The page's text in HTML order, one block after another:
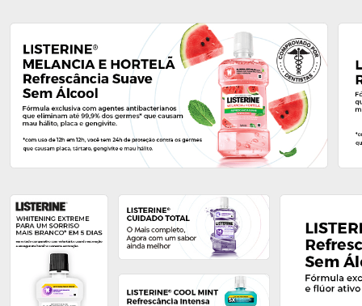
Ativar Desconto
Comprar sem Desconto
Por R$ 51,40/cada
Comprar sem Desconto
Por R$ 51,40/cada
Ativar Desconto
Comprar sem Desconto
Por R$ 23,99/cada
Comprar sem Desconto
Por R$ 23,99/cada